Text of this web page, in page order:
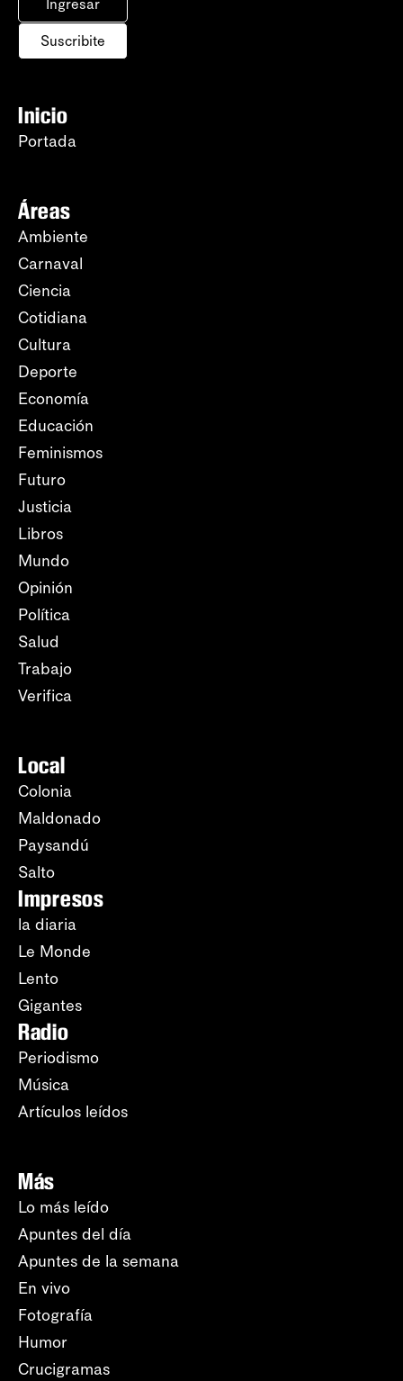
Ingresar
Suscribite
Inicio
Portada
Áreas
Ambiente
Carnaval
Ciencia
Cotidiana
Cultura
Deporte
Economía
Educación
Feminismos
Futuro
Justicia
Libros
Mundo
Opinión
Política
Salud
Trabajo
Verifica
Local
Colonia
Maldonado
Paysandú
Salto
Impresos
la diaria
Le Monde
Lento
Gigantes
Radio
Periodismo
Música
Artículos leídos
Más
Lo más leído
Apuntes del día
Apuntes de la semana
En vivo
Fotografía
Humor
Crucigramas